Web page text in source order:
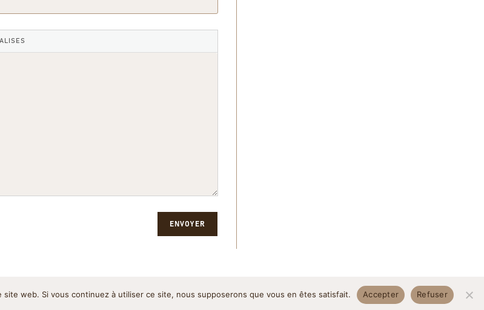
ENVOYER
de cookies Politique de confidentialité
web. Si vous continuez à utiliser ce site, nous supposerons que vous en êtes satisfait. Accepter Refuser